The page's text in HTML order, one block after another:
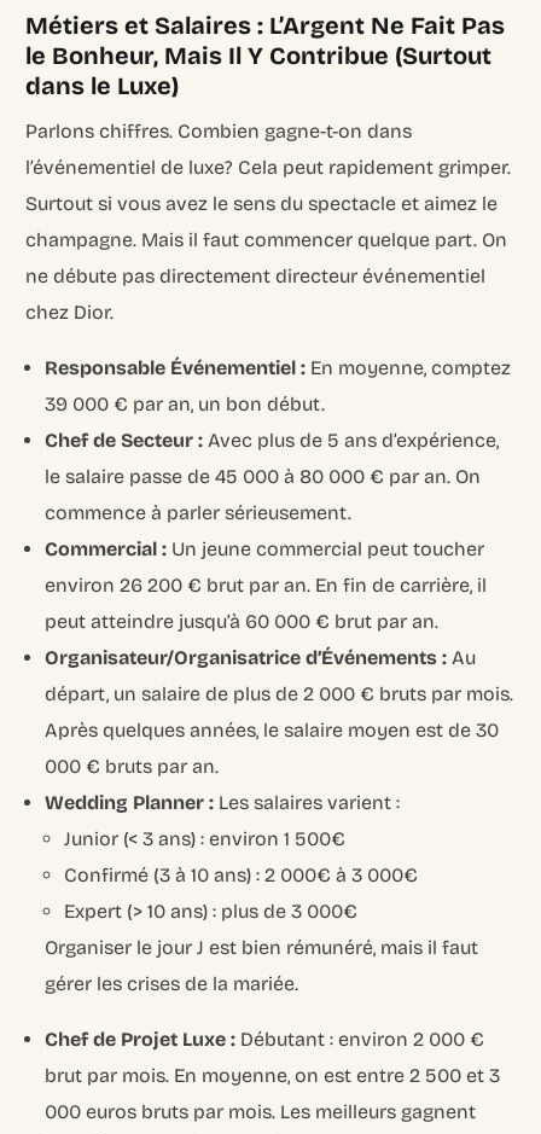
Métiers et Salaires : L’Argent Ne Fait Pas
le Bonheur, Mais Il Y Contribue (Surtout
dans le Luxe)
Parlons chiffres. Combien gagne-t-on dans
l’événementiel de luxe? Cela peut rapidement grimper.
Surtout si vous avez le sens du spectacle et aimez le
champagne. Mais il faut commencer quelque part. On
ne débute pas directement directeur événementiel
chez Dior.
Responsable Événementiel : En moyenne, comptez
39 000 € par an, un bon début.
Chef de Secteur : Avec plus de 5 ans d’expérience,
le salaire passe de 45 000 à 80 000 € par an. On
commence à parler sérieusement.
Commercial : Un jeune commercial peut toucher
environ 26 200 € brut par an. En fin de carrière, il
peut atteindre jusqu’à 60 000 € brut par an.
Organisateur/Organisatrice d’Événements : Au
départ, un salaire de plus de 2 000 € bruts par mois.
Après quelques années, le salaire moyen est de 30
000 € bruts par an.
Wedding Planner : Les salaires varient :
Junior (< 3 ans) : environ 1 500€
Confirmé (3 à 10 ans) : 2 000€ à 3 000€
Expert (> 10 ans) : plus de 3 000€
Organiser le jour J est bien rémunéré, mais il faut
gérer les crises de la mariée.
Chef de Projet Luxe : Débutant : environ 2 000 €
brut par mois. En moyenne, on est entre 2 500 et 3
000 euros bruts par mois. Les meilleurs gagnent